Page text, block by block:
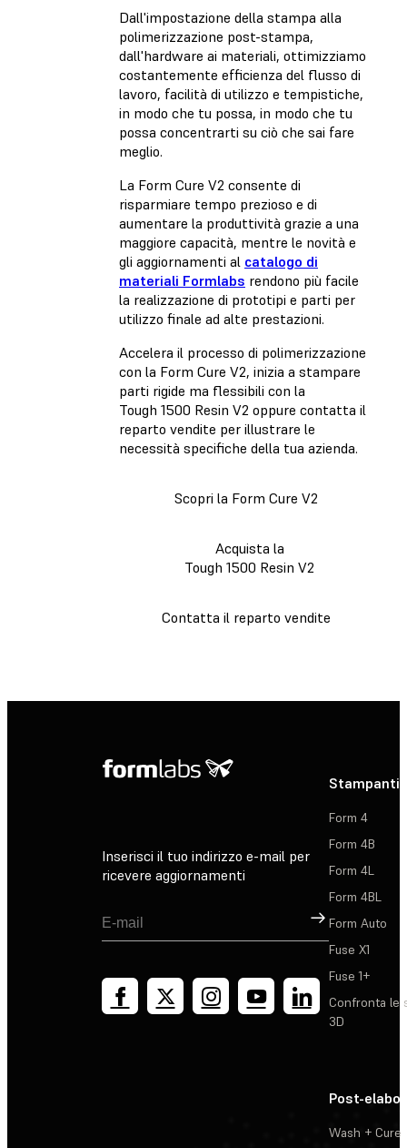
Dall'impostazione della stampa alla
polimerizzazione post-stampa,
dall'hardware ai materiali, ottimizziamo
costantemente efficienza del flusso di
lavoro, facilità di utilizzo e tempistiche,
in modo che tu possa, in modo che tu
possa concentrarti su ciò che sai fare
meglio.
La Form Cure V2 consente di
risparmiare tempo prezioso e di
aumentare la produttività grazie a una
maggiore capacità, mentre le novità e
gli aggiornamenti al catalogo di
materiali Formlabs rendono più facile
la realizzazione di prototipi e parti per
utilizzo finale ad alte prestazioni.
Accelera il processo di polimerizzazione
con la Form Cure V2, inizia a stampare
parti rigide ma flessibili con la
Tough 1500 Resin V2 oppure contatta il
reparto vendite per illustrare le
necessità specifiche della tua azienda.
Scopri la Form Cure V2
Acquista la
Tough 1500 Resin V2
Contatta il reparto vendite
Inserisci il tuo indirizzo e-mail per
ricevere aggiornamenti
Registrati
Stampanti
Form 4
Form 4B
Form 4L
Form 4BL
Form Auto
Fuse X1
Fuse 1+
Confronta le
3D
Post-
Wash + Cure